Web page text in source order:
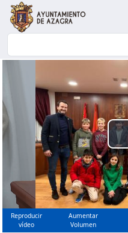
Buscador
Reproducir
vídeo
Aumentar
Volumen